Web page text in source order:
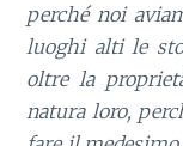
perché noi
luoghi alti le
oltre la
natura loro,